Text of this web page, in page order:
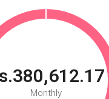
Monthly